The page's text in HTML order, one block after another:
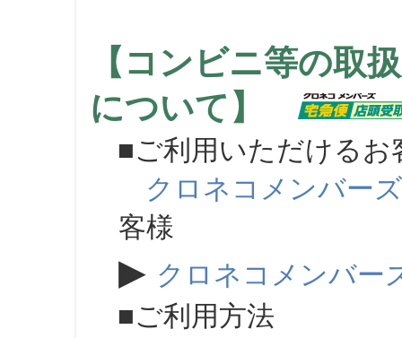
【コンビニ等の取
について】
■ご利用いただけるお
クロネコメンバーズ
客様
▶ クロネコメンバー
■ご利用方法